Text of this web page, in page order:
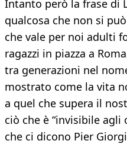
Intanto però la frase di
qualcosa che non si
che vale per noi adulti
ragazzi in piazza a
tra generazioni nel
mostrato come la vita
a quel che supera il
ciò che è “invisibile agli
che ci dicono Pier